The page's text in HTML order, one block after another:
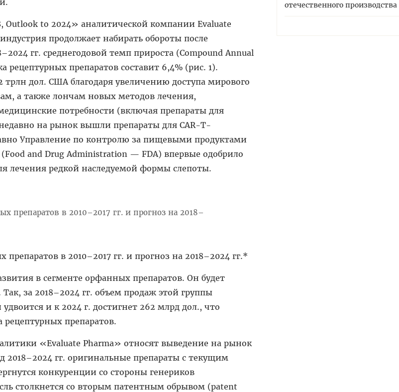
Outlook to 2024» аналитической компании Evaluate
продолжает набирать обороты после
гг. среднегодовой темп прироста (Compound Annual
рецептурных препаратов составит 6,4% (рис. 1).
трлн дол. США благодаря увеличению доступа мирового
а также лончам новых методов лечения,
потребности (включая препараты для
на рынок вышли препараты для CAR-T-
Управление по контролю за пищевыми продуктами
and Drug Administration — FDA) впервые одобрило
лечения редкой наследуемой формы слепоты.
в 2010–2017 гг. и прогноз на 2018–2024 гг.*
в сегменте орфанных препаратов. Он будет
за 2018–2024 гг. объем продаж этой группы
и к 2024 г. достигнет 262 млрд дол., что
рецептурных препаратов.
«Evaluate Pharma» относят выведение на рынок
2018–2024 гг. оригинальные препараты с текущим
конкуренции со стороны генериков
столкнется со вторым патентным обрывом (patent
отечественного производства